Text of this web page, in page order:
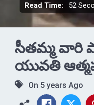
Read Time: 52
సీతమ్మ వారి
యువతి
On 5 years Ago